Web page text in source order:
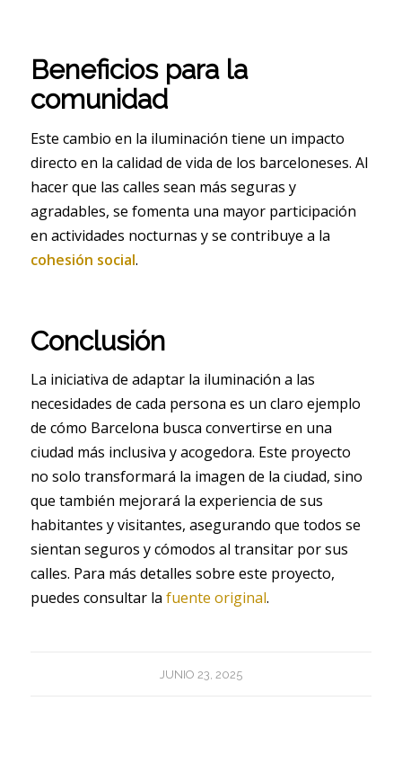
Beneficios para la
comunidad
Este cambio en la iluminación tiene un impacto
directo en la calidad de vida de los barceloneses. Al
hacer que las calles sean más seguras y
agradables, se fomenta una mayor participación
en actividades nocturnas y se contribuye a la
cohesión social.
Conclusión
La iniciativa de adaptar la iluminación a las
necesidades de cada persona es un claro ejemplo
de cómo Barcelona busca convertirse en una
ciudad más inclusiva y acogedora. Este proyecto
no solo transformará la imagen de la ciudad, sino
que también mejorará la experiencia de sus
habitantes y visitantes, asegurando que todos se
sientan seguros y cómodos al transitar por sus
calles. Para más detalles sobre este proyecto,
puedes consultar la fuente original.
JUNIO 23, 2025